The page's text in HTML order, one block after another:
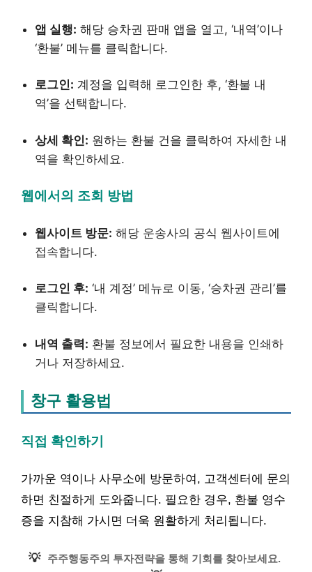
앱 실행: 해당 승차권 판매 앱을 열고, ‘내역’이나
‘환불’ 메뉴를 클릭합니다.
로그인: 계정을 입력해 로그인한 후, ‘환불 내
역’을 선택합니다.
상세 확인: 원하는 환불 건을 클릭하여 자세한 내
역을 확인하세요.
웹에서의 조회 방법
웹사이트 방문: 해당 운송사의 공식 웹사이트에
접속합니다.
로그인 후: ‘내 계정’ 메뉴로 이동, ‘승차권 관리’를
클릭합니다.
내역 출력: 환불 정보에서 필요한 내용을 인쇄하
거나 저장하세요.
창구 활용법
직접 확인하기
가까운 역이나 사무소에 방문하여, 고객센터에 문의
하면 친절하게 도와줍니다. 필요한 경우, 환불 영수
증을 지참해 가시면 더욱 원활하게 처리됩니다.
💡 주주행동주의 투자전략을 통해 기회를 찾아보세요.